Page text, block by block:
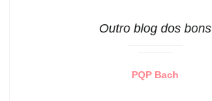
Outro blog dos bons
PQP Bach